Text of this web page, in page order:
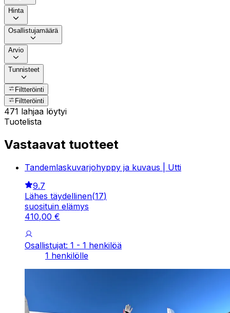
Hinta
Osallistujamäärä
Arvio
Tunnisteet
Filtteröinti
Filtteröinti
471 lahjaa löytyi
Tuotelista
Vastaavat tuotteet
Tandemlaskuvarjohyppy ja kuvaus | Utti
9.7
Lähes täydellinen(17)
suosituin elämys
410,00 €
Osallistujat: 1 - 1 henkilöä
1 henkilölle